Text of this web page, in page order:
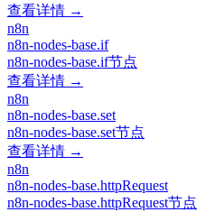
查看详情 →
n8n
n8n-nodes-base.if
n8n-nodes-base.if节点
查看详情 →
n8n
n8n-nodes-base.set
n8n-nodes-base.set节点
查看详情 →
n8n
n8n-nodes-base.httpRequest
n8n-nodes-base.httpRequest节点